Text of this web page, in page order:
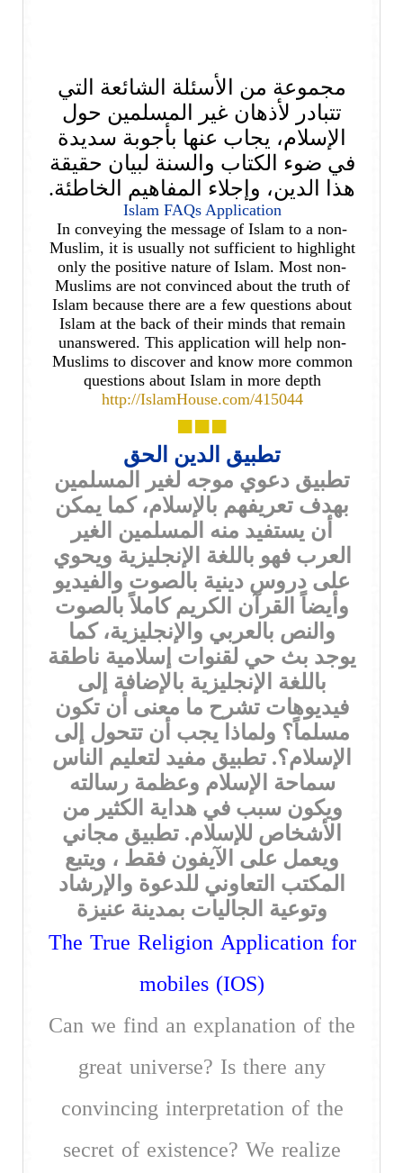
مجموعة من الأسئلة الشائعة التي
تتبادر لأذهان غير المسلمين حول
الإسلام، يجاب عنها بأجوبة سديدة
في ضوء الكتاب والسنة لبيان حقيقة
هذا الدين، وإجلاء المفاهيم الخاطئة.
Islam FAQs Application
In conveying the message of Islam to a non-
Muslim, it is usually not sufficient to highlight
only the positive nature of Islam. Most non-
Muslims are not convinced about the truth of
Islam because there are a few questions about
Islam at the back of their minds that remain
unanswered. This application will help non-
Muslims to discover and know more common
questions about Islam in more depth
http://IslamHouse.com/415044
■■■
تطبيق الدين الحق
تطبيق دعوي موجه لغير المسلمين
بهدف تعريفهم بالإسلام، كما يمكن
أن يستفيد منه المسلمين الغير
العرب فهو باللغة الإنجليزية ويحوي
على دروس دينية بالصوت والفيديو
وأيضاً القرآن الكريم كاملاً بالصوت
والنص بالعربي والإنجليزية، كما
يوجد بث حي لقنوات إسلامية ناطقة
باللغة الإنجليزية بالإضافة إلى
فيديوهات تشرح ما معنى أن تكون
مسلماً؟ ولماذا يجب أن تتحول إلى
الإسلام؟. تطبيق مفيد لتعليم الناس
سماحة الإسلام وعظمة رسالته
ويكون سبب في هداية الكثير من
الأشخاص للإسلام. تطبيق مجاني
ويعمل على الآيفون فقط ، ويتبع
المكتب التعاوني للدعوة والإرشاد
وتوعية الجاليات بمدينة عنيزة
The True Religion Application for
mobiles (IOS)
Can we find an explanation of the
great universe? Is there any
convincing interpretation of the
secret of existence? We realize